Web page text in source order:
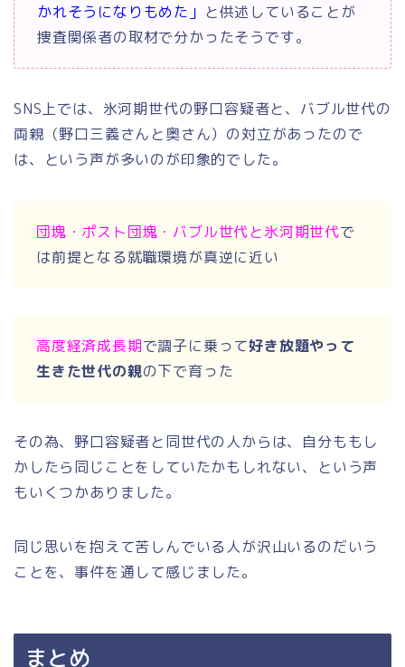
かれそうになりもめた」 と供述していることが
捜査関係者の取材で分かったそうです。
SNS上では、氷河期世代の野口容疑者と、バブル世代の
両親（野口三義さんと奥さん）の対立があったので
は、という声が多いのが印象的でした。
団塊・ポスト団塊・バブル世代と氷河期世代で
は前提となる就職環境が真逆に近い
高度経済成長期で調子に乗って好き放題やって
生きた世代の親の下で育った
その為、野口容疑者と同世代の人からは、自分ももし
かしたら同じことをしていたかもしれない、という声
もいくつかありました。
同じ思いを抱えて苦しんでいる人が沢山いるのだいう
ことを、事件を通して感じました。
まとめ